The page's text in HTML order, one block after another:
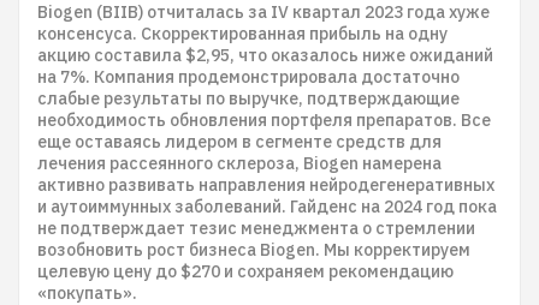
Biogen (BIIB) отчиталась за IV квартал 2023 года хуже
консенсуса. Скорректированная прибыль на одну
акцию составила $2,95, что оказалось ниже ожиданий
на 7%. Компания продемонстрировала достаточно
слабые результаты по выручке, подтверждающие
необходимость обновления портфеля препаратов. Все
еще оставаясь лидером в сегменте средств для
лечения рассеянного склероза, Biogen намерена
активно развивать направления нейродегенеративных
и аутоиммунных заболеваний. Гайденс на 2024 год пока
не подтверждает тезис менеджмента о стремлении
возобновить рост бизнеса Biogen. Мы корректируем
целевую цену до $270 и сохраняем рекомендацию
«покупать».